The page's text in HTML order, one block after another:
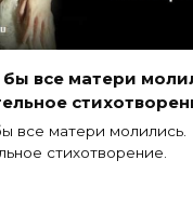
бы все матери
все матери молились.
стихотворение.